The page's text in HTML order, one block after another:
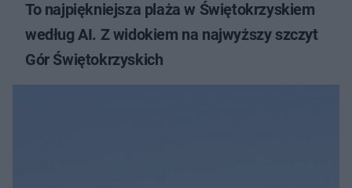
To najpiękniejsza plaża w Świętokrzyskiem
według AI. Z widokiem na najwyższy szczyt
Gór Świętokrzyskich